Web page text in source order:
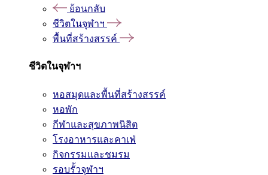
ย้อนกลับ
ชีวิตในจุฬาฯ
พื้นที่สร้างสรรค์
ชีวิตในจุฬาฯ
หอสมุดและพื้นที่สร้างสรรค์
หอพัก
กีฬาและสุขภาพนิสิต
โรงอาหารและคาเฟ่
กิจกรรมและชมรม
รอบรั้วจุฬาฯ